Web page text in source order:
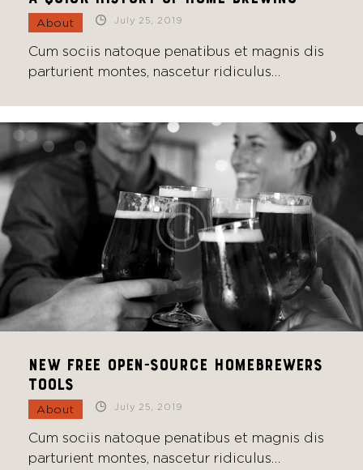
About July 25, 2019
Cum sociis natoque penatibus et magnis dis
parturient montes, nascetur ridiculus…
New free open-source homebrewers
tools
About July 25, 2019
Cum sociis natoque penatibus et magnis dis
parturient montes, nascetur ridiculus…